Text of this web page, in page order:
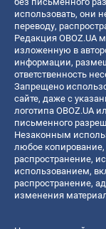
использовать, они
переводу,
Редакция OBOZ.UA
изложенную в
информации,
ответственность
Запрещено
сайте, даже с
логотипа OBOZ.UA
письменного
Незаконным
любое
распространение,
использованием,
распространение,
изменения